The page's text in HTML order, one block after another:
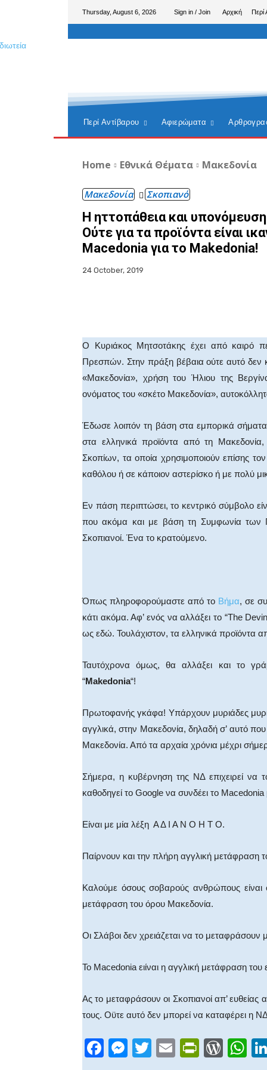
Thursday, August 6, 2026 Sign in / Join Αρχική Περί
Περί Αντίβαρου Αφιερώματα
Home Εθνικά Θέματα Μακεδονία
Μακεδονία Σκοπιανό
Η ηττοπάθεια και
Ούτε για τα προϊόντα είναι
Macedonia για το Makedonia!
24 October, 2019
Ο Κυριάκος Μητσοτάκης έχει από καιρό
Πρεσπών. Στην πράξη βέβαια ούτε αυτό δεν
«Μακεδονία», χρήση του Ήλιου της
ονόματος του «σκέτο Μακεδονία»,
Έδωσε λοιπόν τη βάση στα εμπορικά
στα ελληνικά προϊόντα από τη
Σκοπίων, τα οποία χρησιμοποιούν επίσης
καθόλου ή σε κάποιον αστερίσκο ή με πολύ
Εν πάση περιπτώσει, το κεντρικό σύμβολο
που ακόμα και με βάση τη Συμφωνία των
Σκοπιανοί. Ένα το κρατούμενο.
Όπως πληροφορούμαστε από το Βήμα, σε
κάτι ακόμα. Αφ’ ενός να αλλάξει το “The
ως εδώ. Τουλάχιστον, τα ελληνικά προϊόντα
Ταυτόχρονα όμως, θα αλλάξει και το
“Makedonia“!
Πρωτοφανής γκάφα! Υπάρχουν μυριάδες
αγγλικά, στην Μακεδονία, δηλαδή σ’ αυτό
Μακεδονία. Από τα αρχαία χρόνια μέχρι
Σήμερα, η κυβέρνηση της ΝΔ επιχειρεί να
καθοδηγεί το Google να συνδέει το
Είναι με μία λέξη Α Δ Ι Α Ν Ο Η Τ Ο.
Παίρνουν και την πλήρη αγγλική μετάφραση
Καλούμε όσους σοβαρούς ανθρώπους
μετάφραση του όρου Μακεδονία.
Οι Σλάβοι δεν χρειάζεται να το
Το Macedonia ειίναι η αγγλική μετάφραση
Ας το μεταφράσουν οι Σκοπιανοί απ’
τους. Οϋτε αυτό δεν μπορεί να καταφέρει η
F
M
T
E
Pr W
W